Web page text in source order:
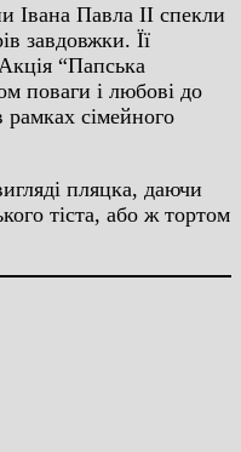
Івана Павла ІІ спекли
завдовжки. Її
“Папська
поваги і любові до
рамках сімейного
пляцка, даючи
тіста, або ж тортом